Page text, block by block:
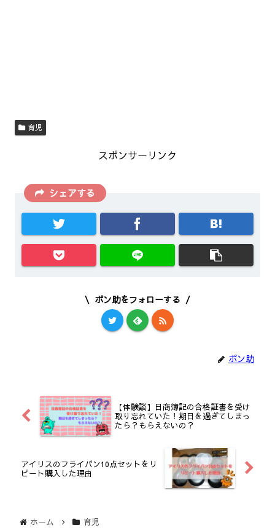
育児
スポンサーリンク
シェアする
ポン助をフォローする
ポン助
【体験談】日商簿記の合格証書を受け
取り忘れていた！期日を過ぎてしまっ
たら？もらえないの？
アイリスのフライパン10点セットをリ
ピート購入した理由
ホーム 育児